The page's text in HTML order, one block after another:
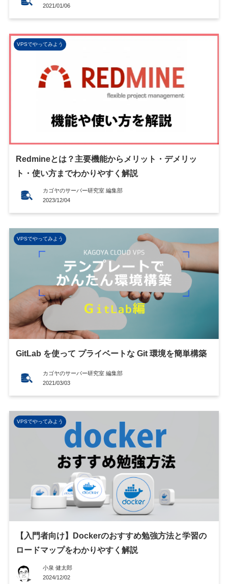
2021/01/06
VPSでやってみよう
Redmineとは？主要機能からメリット・デメリッ
ト・使い方までわかりやすく解説
カゴヤのサーバー研究室 編集部
2023/12/04
VPSでやってみよう
GitLab を使って プライベートな Git 環境を簡単構築
カゴヤのサーバー研究室 編集部
2021/03/03
VPSでやってみよう
【入門者向け】Dockerのおすすめ勉強方法と学習の
ロードマップをわかりやすく解説
小泉 健太郎
2024/12/02